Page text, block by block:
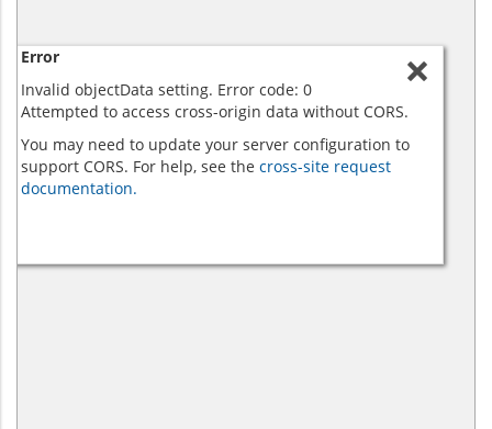
Error
Invalid objectData setting. Error code: 0
Attempted to access cross-origin data without CORS.
You may need to update your server configuration to
support CORS. For help, see the cross-site request
documentation.